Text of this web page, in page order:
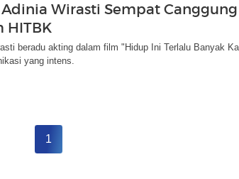
Wirasti Sempat Canggung
HITBK
beradu akting dalam film "Hidup Ini Terlalu Banyak
yang intens.
1